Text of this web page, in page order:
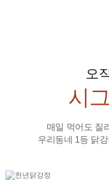
오
시
매일 먹어도 질
우리동네 1등 닭